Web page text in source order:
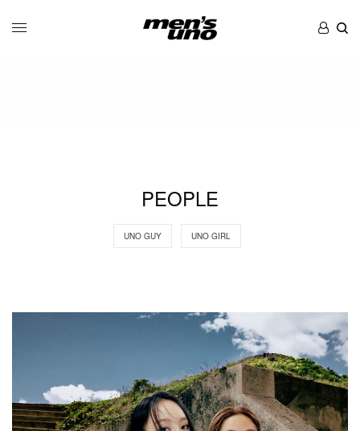
PEOPLE
UNO GUY UNO GIRL